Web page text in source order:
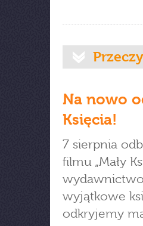
Na nowo
Księcia!
7 sierpnia
filmu „Mały
wyjątkowe
odkryjemy